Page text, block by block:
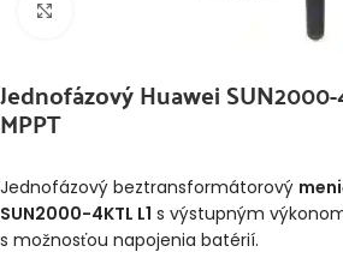
Jednofázový Huawei
MPPT
Jednofázový beztransformátorový
SUN2000-4KTL L1 s výstupným
s možnosťou napojenia batérií.